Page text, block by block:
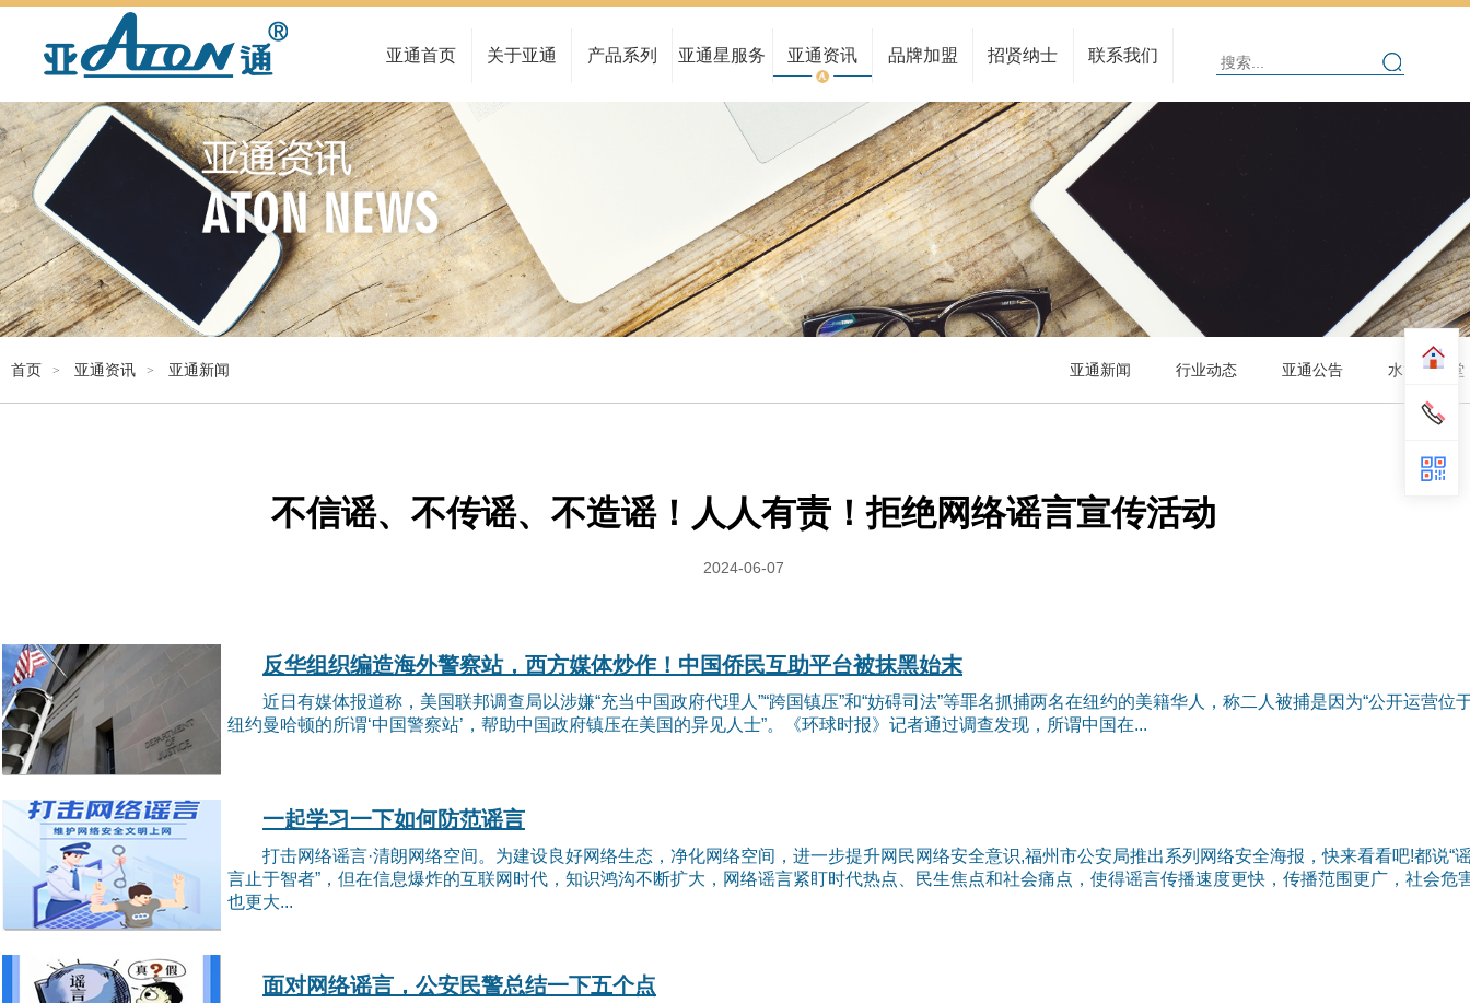
亚通首页 关于亚通
公司概况
全国布局
博士后工作站
合作伙伴
工程案例
产品系列
家装管系列
民用建筑管系列
燃气管系列
非开挖管系列
亚通星服务
服务中心
管路图查询
资料下载
亚通报告
检测报告查询
亚通资讯
亚通新闻
行业动态
水管大讲堂
品牌加盟 招贤纳士
人在亚通
人才理念
在线招聘
联系我们
首页 > 亚通资讯 > 亚通新闻 亚通新闻 行业动态 亚通公告 水管大讲堂
不信谣、不传谣、不造谣！人人有责！拒绝网络谣言宣传活动
2024-06-07
反华组织编造海外警察站，西方媒体炒作！中国侨民互助平台被抹黑始末
近日有媒体报道称，美国联邦调查局以涉嫌“充当中国政府代理人”“跨国镇压”和“妨碍司法”等罪名抓捕两名在纽约的美籍华人，称二人被捕是因为“公开运营位
纽约曼哈顿的所谓‘中国警察站’，帮助中国政府镇压在美国的异见人士”。《环球时报》记者通过调查发现，所谓中国在...
一起学习一下如何防范谣言
打击网络谣言·清朗网络空间。为建设良好网络生态，净化网络空间，进一步提升网民网络安全意识,福州市公安局推出系列网络安全海报，快来看看吧!都说“
言止于智者”，但在信息爆炸的互联网时代，知识鸿沟不断扩大，网络谣言紧盯时代热点、民生焦点和社会痛点，使得谣言传播速度更快，传播范围更广，社会危
也更大...
面对网络谣言，公安民警总结一下五个点